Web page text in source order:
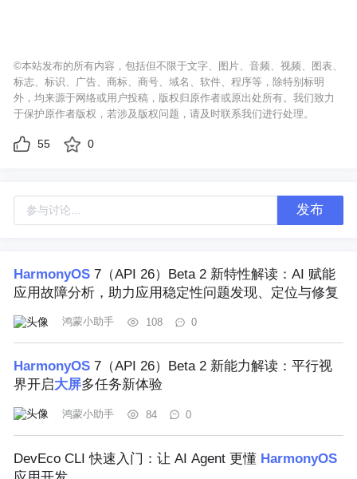
©本站发布的所有内容，包括但不限于文字、图片、音频、视频、图表、
标志、标识、广告、商标、商号、域名、软件、程序等，除特别标明
外，均来源于网络或用户投稿，版权归原作者或原出处所有。我们致力
于保护原作者版权，若涉及版权问题，请及时联系我们进行处理。
55 0
发布
HarmonyOS7（API 26）Beta 2 新特性解读：AI 赋能
应用故障分析，助力应用稳定性问题发现、定位与修复
鸿蒙小助手 108 0
HarmonyOS7（API 26）Beta 2 新能力解读：平行视
界开启大屏多任务新体验
鸿蒙小助手 84 0
DevEco CLI 快速入门：让 AI Agent 更懂 HarmonyOS